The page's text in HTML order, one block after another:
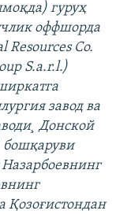
гуруҳ
оффшорда
Resources Co.
S.a.r.l.)
завод ва
Донской
бошқаруви
Қозоғистондан